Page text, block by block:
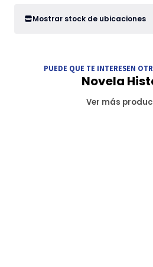
Mostrar stock de ubicaciones
PUEDE QUE TE INTERESEN
Novela
Ver más